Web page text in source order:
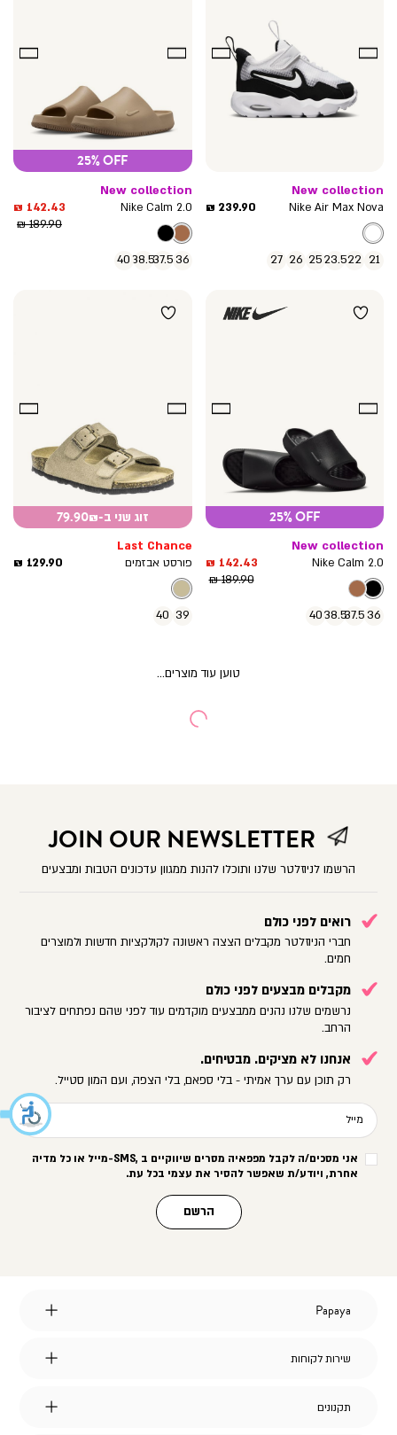
New collection
Nike Air Max Nova
מחיר
239.90 ₪
21
22
23.5
25
26
27
25% OFF
New collection
Nike Calm 2.0
מחיר
מוצר
142.43 ₪
מחיר
189.90 ₪
36
37.5
38.5
40
25% OFF
New collection
Nike Calm 2.0
מחיר
מוצר
142.43 ₪
מחיר
189.90 ₪
36
37.5
38.5
40
זוג שני ב-79.90₪
Last Chance
פורסט אבזמים
מחיר
129.90 ₪
39
40
JOIN OUR NEWSLETTER
הרשמו לניוזלטר שלנו ותוכלו להנות ממגוון עדכונים הטבות ומבצעים
רואים לפני כולם
חברי הניוזלטר מקבלים הצצה ראשונה לקולקציות חדשות ולמוצרים
חמים.
מקבלים מבצעים לפני כולם
נרשמים שלנו נהנים ממבצעים מוקדמים עוד לפני שהם נפתחים לציבור
הרחב.
אנחנו לא מציקים. מבטיחים.
רק תוכן עם ערך אמיתי - בלי ספאם, בלי הצפה, ועם המון סטייל.
מייל
אני מסכים/ה לקבל מפפאיה מסרים שיווקיים ב -SMS,מייל או כל מדיה
אחרת, ויודע/ת שאפשר להסיר את עצמי בכל עת.
הרשם
Papaya
Papaya
הצהרת נגישות
שירות
שירות לקוחות
משלוחים
תקנונים
תקנונים